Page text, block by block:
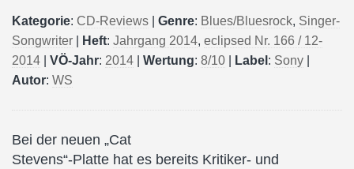
Kategorie: CD-Reviews Genre: Blues/Bluesrock, Singer-
Songwriter
Heft: Jahrgang 2014, eclipsed Nr. 166 / 12-
2014
VÖ-Jahr: 2014 Wertung: 8/10 Label : Sony
Autor: WS
Bei der neuen „Cat
Stevens“-Platte hat es bereits Kritiker- und